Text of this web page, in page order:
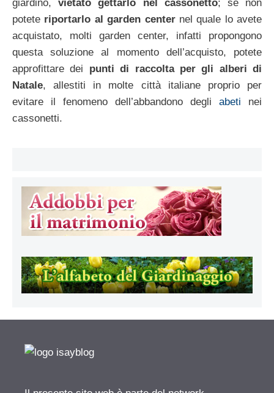
giardino,vietato gettarlo nel cassonetto; se non
potete riportarlo al garden centernel quale lo avete
acquistato, molti garden center, infatti propongono
questa soluzione al momento dell’acquisto, potete
approfittare dei punti di raccolta per gli alberi di
Natale, allestiti in molte città italiane proprio per
evitare il fenomeno dell’abbandono degli abeti nei
cassonetti.